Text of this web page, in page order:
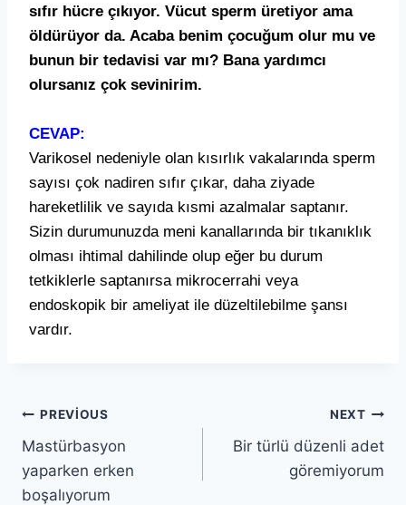
sıfır hücre çıkıyor. Vücut sperm üretiyor ama
öldürüyor da. Acaba benim çocuğum olur mu ve
bunun bir tedavisi var mı? Bana yardımcı
olursanız çok sevinirim.
CEVAP:
Varikosel nedeniyle olan kısırlık vakalarında sperm
sayısı çok nadiren sıfır çıkar, daha ziyade
hareketlilik ve sayıda kısmi azalmalar saptanır.
Sizin durumunuzda meni kanallarında bir tıkanıklık
olması ihtimal dahilinde olup eğer bu durum
tetkiklerle saptanırsa mikrocerrahi veya
endoskopik bir ameliyat ile düzeltilebilme şansı
vardır.
PREVIOUS
Mastürbasyon
yaparken erken
boşalıyorum
NEXT
Bir türlü düzenli adet
göremiyorum